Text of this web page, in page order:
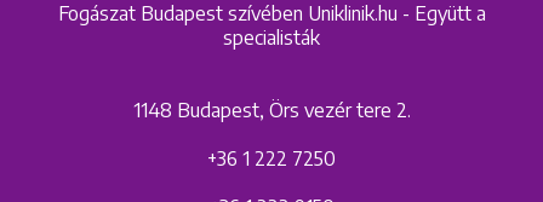
Fogászat Budapest szívében Uniklinik.hu - Együtt a
specialisták
1148 Budapest, Örs vezér tere 2.
+36 1 222 7250